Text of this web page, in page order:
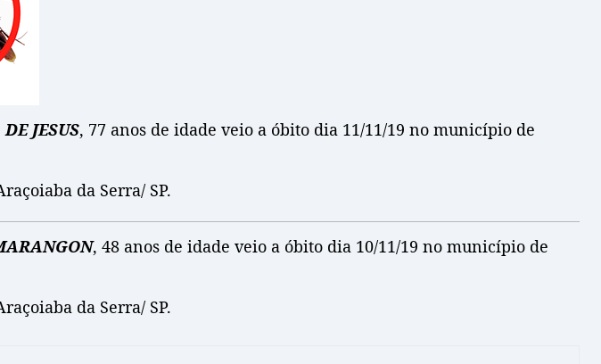
JESUS, 77 anos de idade veio a óbito dia 11/11/19 no município de
da Serra/ SP.
, 48 anos de idade veio a óbito dia 10/11/19 no município de
da Serra/ SP.